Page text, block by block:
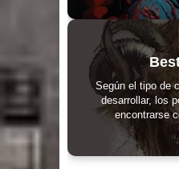
Según el tipo de
desarrollar, los
encontrarse